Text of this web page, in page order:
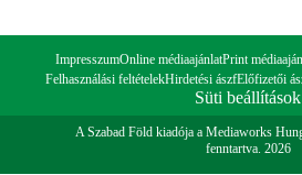
ImpresszumOnline médiaajánlatPrint
Felhasználási feltételekHirdetési ászfElőfizetői
Süti beállítások
A Szabad Föld kiadója a Mediaworks
fenntartva. 2026